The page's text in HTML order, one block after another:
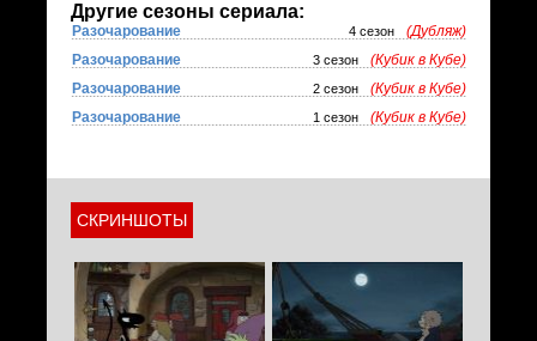
Другие сезоны сериала:
Разочарование 4 сезон
(Дубляж)
Разочарование
3 сезон
(Кубик в Кубе)
Разочарование
2 сезон
(Кубик в Кубе)
Разочарование
1 сезон (Кубик в Кубе)
СКРИНШОТЫ